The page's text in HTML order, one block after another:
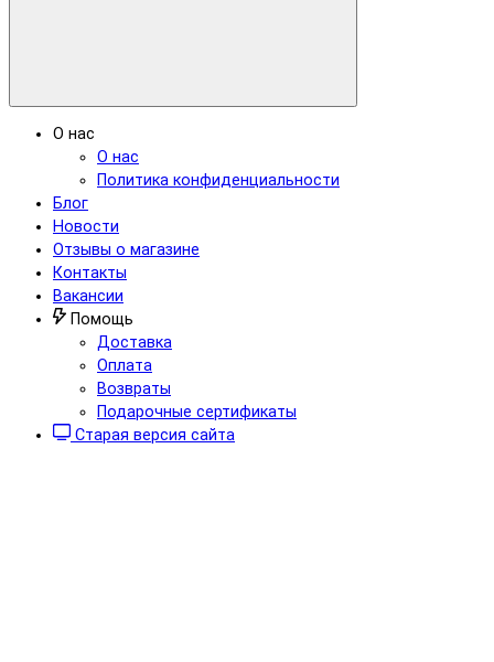
О нас
О нас
Политика конфиденциальности
Блог
Новости
Отзывы о магазине
Контакты
Вакансии
Помощь
Доставка
Оплата
Возвраты
Подарочные сертификаты
Старая версия сайта